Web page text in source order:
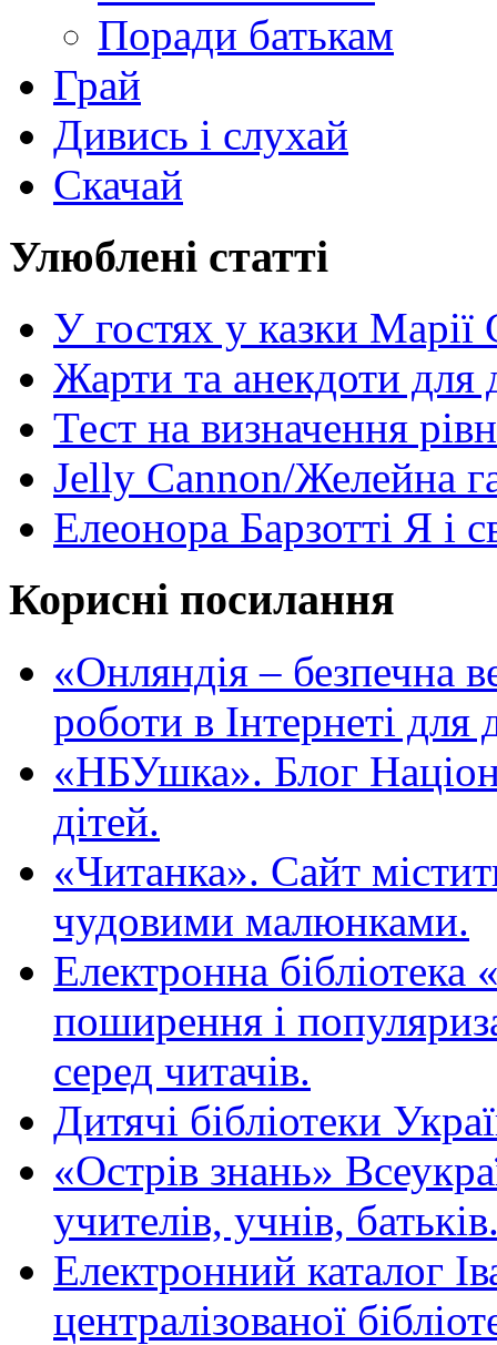
Поради батькам
Грай
Дивись і слухай
Скачай
Улюблені статті
У гостях у казки
Жарти та анекдоти для
Тест на визначення
Jelly Cannon/Желейна
Елеонора Барзотті Я і
Корисні посилання
«Oнляндія – безпечна
роботи в Інтернеті для
«НБУшка». Блог
дітей.
«Читанка». Сайт
чудовими малюнками.
Електронна
поширення і
серед читачів.
Дитячі бібліотеки
«Острів знань»
учителів, учнів,
Електронний каталог
централізованої